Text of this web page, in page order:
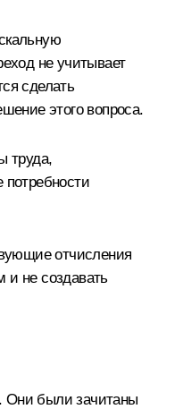
не учитывает
сделать
этого вопроса.
труда,
отчисления
и не создавать
Они были зачитаны